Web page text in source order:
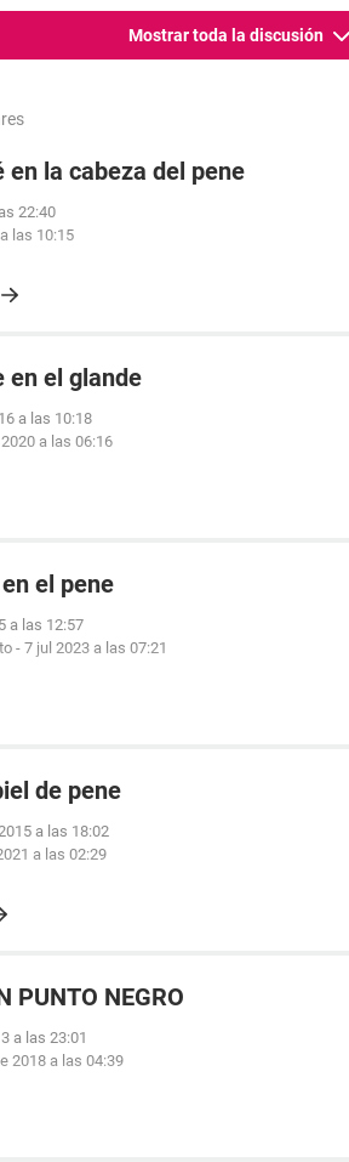
Mostrar toda la discusión
en la cabeza del pene
22:40
las 10:15
en el glande
a las 10:18
a las 06:16
el pene
a las 12:57
- 7 jul 2023 a las 07:21
de pene
a las 18:02
a las 02:29
PUNTO NEGRO
a las 23:01
2018 a las 04:39